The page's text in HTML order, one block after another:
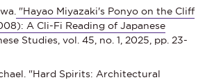
"Hayao Miyazaki's Ponyo on the Cliff
A Cli-Fi Reading of Japanese
Studies, vol. 45, no. 1, 2025, pp. 23-
"Hard Spirits: Architectural